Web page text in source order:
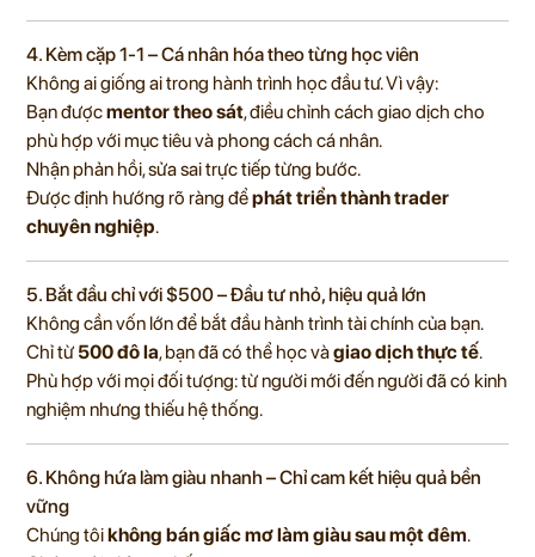
4. Kèm cặp 1-1 – Cá nhân hóa theo từng học viên
Không ai giống ai trong hành trình học đầu tư. Vì vậy:
Bạn đượcmentor theo sát, điều chỉnh cách giao dịch cho
phù hợp với mục tiêu và phong cách cá nhân.
Nhận phản hồi, sửa sai trực tiếp từng bước.
Được định hướng rõ ràng đểphát triển thành trader
chuyên nghiệp.
5. Bắt đầu chỉ với $500 – Đầu tư nhỏ, hiệu quả lớn
Không cần vốn lớn để bắt đầu hành trình tài chính của bạn.
Chỉ từ 500 đô la, bạn đã có thể học vàgiao dịch thực tế.
Phù hợp với mọi đối tượng: từ người mới đến người đã có kinh
nghiệm nhưng thiếu hệ thống.
6. Không hứa làm giàu nhanh – Chỉ cam kết hiệu quả bền
vững
Chúng tôikhông bán giấc mơ làm giàu sau một đêm.